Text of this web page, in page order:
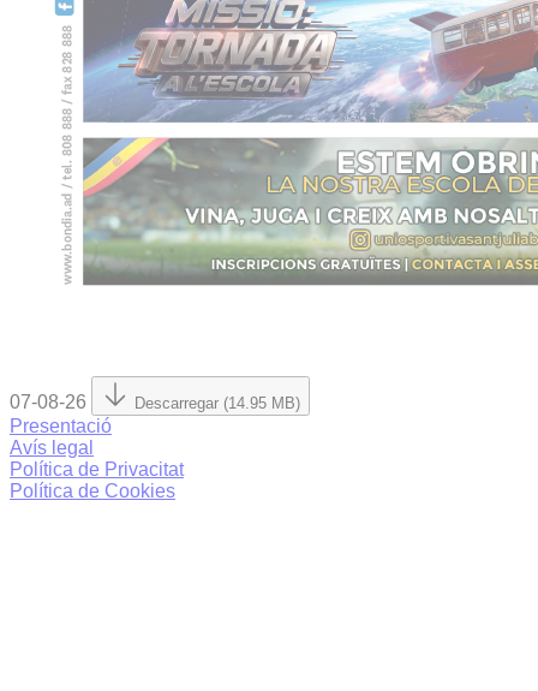
07-08-26 Descarregar (14.95 MB)
Presentació
Avís legal
Política de Privacitat
Política de Cookies